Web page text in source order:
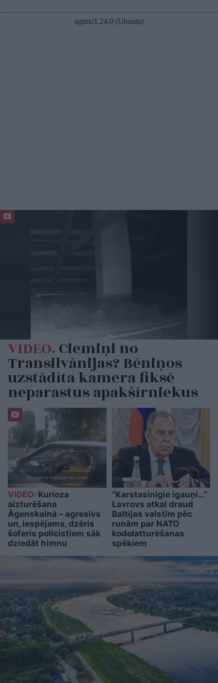
VIDEO.Ciemiņi no
Transilvānijas? Bēniņos
uzstādīta kamera fiksē
neparastus apakšīrniekus
VIDEO: Kurioza
aizturēšana
Āgenskalnā – agresīvs
un, iespējams, dzēris
šoferis policistiem sāk
dziedāt himnu
“Karstasinīgie igauņi…”
Lavrovs atkal draud
Baltijas valstīm pēc
runām par NATO
kodolatturēšanas
spēkiem